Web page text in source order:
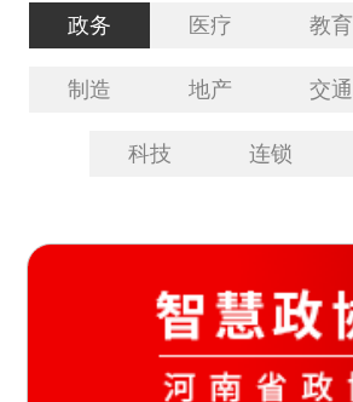
政务 医疗 教育
制造 地产 交通
科技 连锁